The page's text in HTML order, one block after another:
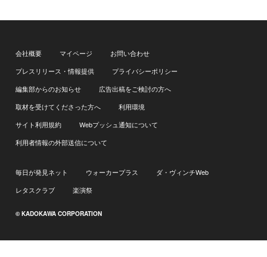
会社概要 マイページ
お問い合わせ
プレスリリース・情報提供
プライバシーポリシー
編集部からのお知らせ
広告出稿をご検討の方へ
取材を受けてくださった方へ
利用環境
サイト利用規約
Webプッシュ通知について
利用者情報の外部送信について
毎日が発見ネット ウォーカープラス
ダ・ヴィンチWeb
レタスクラブ
楽演祭
© KADOKAWA CORPORATION